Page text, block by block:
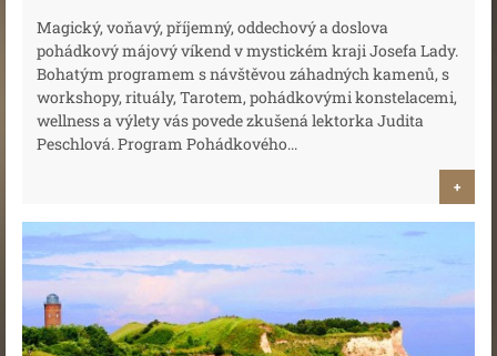
Magický, voňavý, příjemný, oddechový a doslova
pohádkový májový víkend v mystickém kraji Josefa Lady.
Bohatým programem s návštěvou záhadných kamenů, s
workshopy, rituály, Tarotem, pohádkovými konstelacemi,
wellness a výlety vás povede zkušená lektorka Judita
Peschlová. Program Pohádkového...
+